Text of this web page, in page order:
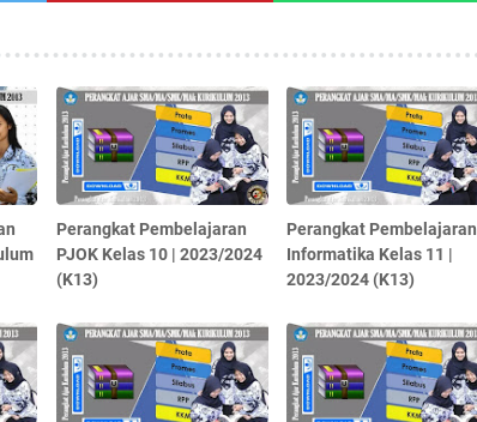
Perangkat Pembelajaran
PJOK Kelas 10 | 2023/2024
(K13)
Perangkat Pembelajaran
Informatika Kelas 11 |
2023/2024 (K13)